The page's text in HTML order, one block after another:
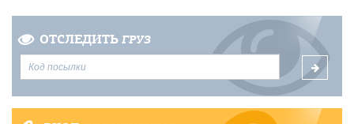
ОТСЛЕДИТЬ ГРУЗ